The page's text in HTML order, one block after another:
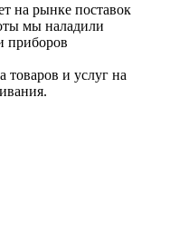
рынке поставок
мы наладили
приборов
товаров и услуг на